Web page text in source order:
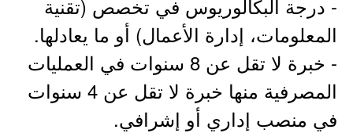
- درجة البكالوريوس في تخصص (تقنية
المعلومات، إدارة الأعمال) أو ما يعادلها.
- خبرة لا تقل عن 8 سنوات في العمليات
المصرفية منها خبرة لا تقل عن 4 سنوات
في منصب إداري أو إشرافي.